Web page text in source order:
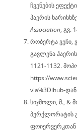
ჩვენების
ჰაერის
Association, გვ.
რობერტა ვეჩი,
გავლენა
1121-1132.
https://
via%3Dihub-დან
სიჯმოლი, მ., &
პერქლორატის
ფოიერვერკთან